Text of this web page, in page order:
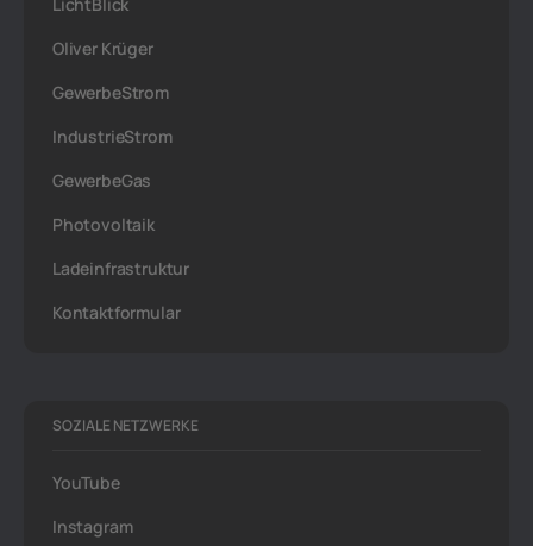
Oliver Krüger
GewerbeStrom
IndustrieStrom
GewerbeGas
Photovoltaik
Ladeinfrastruktur
Kontaktformular
SOZIALE NETZWERKE
YouTube
Instagram